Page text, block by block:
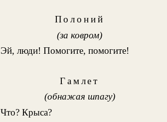
Полоний
(за ковром)
Эй, люди! Помогите, помогите!
Гамлет
(обнажая шпагу)
Что? Крыса?